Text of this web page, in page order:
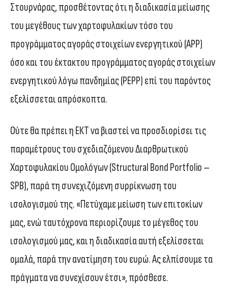
Στουρνάρας, προσθέτοντας ότι η διαδικασία μείωσης
του μεγέθους των χαρτοφυλακίων τόσο του
προγράμματος αγοράς στοιχείων ενεργητικού (ΑΡΡ)
όσο και του έκτακτου προγράμματος αγοράς στοιχείων
ενεργητικού λόγω πανδημίας (PEPP) επί του παρόντος
εξελίσσεται απρόσκοπτα.
Ούτε θα πρέπει η ΕΚΤ να βιαστεί να προσδιορίσει τις
παραμέτρους του σχεδιαζόμενου Διαρθρωτικού
Χαρτοφυλακίου Ομολόγων (Structural Bond Portfolio –
SPB), παρά τη συνεχιζόμενη συρρίκνωση του
ισολογισμού της. «Πετύχαμε μείωση των επιτοκίων
μας, ενώ ταυτόχρονα περιορίζουμε το μέγεθος του
ισολογισμού μας, και η διαδικασία αυτή εξελίσσεται
ομαλά, παρά την ανατίμηση του ευρώ. Ας ελπίσουμε τα
πράγματα να συνεχίσουν έτσι», πρόσθεσε.